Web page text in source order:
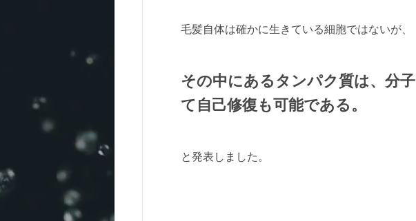
毛髪自体は確かに生きている細胞ではないが、
その中にあるタンパク質は、分
て自己修復も可能である。
と発表しました。